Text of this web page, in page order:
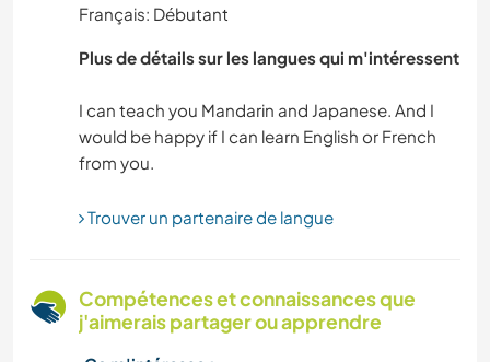
NATURE
CAMPING
Français: Débutant
Plus de détails sur les langues qui m'intéressent
I can teach you Mandarin and Japanese. And I
would be happy if I can learn English or French
Trouver un partenaire de langue
Compétences et connaissances que
j'aimerais partager ou apprendre